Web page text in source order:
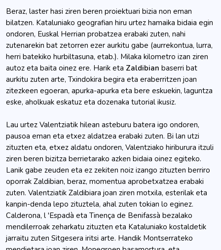
Beraz, laster hasi ziren beren proiektuari bizia non eman
bilatzen. Kataluniako geografian hiru urtez hamaika bidaia egin
ondoren, Euskal Herrian probatzea erabaki zuten, nahi
zutenarekin bat zetorren ezer aurkitu gabe (aurrekontua, lurra,
herri batekiko hurbiltasuna, etab.). Milaka kilometro izan ziren
autoz eta baita oinez ere. Harik eta Zaldibian baserri bat
aurkitu zuten arte, Txindokira begira eta eraberritzen joan
zitezkeen egoeran, apurka-apurka eta bere eskuekin, laguntza
eske, aholkuak eskatuz eta dozenaka tutorial ikusiz.
Lau urtez Valentziatik hilean asteburu batera igo ondoren,
pausoa eman eta etxez aldatzea erabaki zuten. Bi lan utzi
zituzten eta, etxez aldatu ondoren, Valentziako hiriburura itzuli
ziren beren bizitza berrietarako azken bidaia oinez egiteko.
Lanik gabe zeuden eta ez zekiten noiz izango zituzten berriro
oporrak Zaldibian, beraz, momentua aprobetxatzea erabaki
zuten. Valentziatik Zaldibiara joan ziren motxila, esterilak eta
kanpin-denda lepo zituztela, ahal zuten tokian lo eginez.
Calderona, l 'Espadà eta Tinença de Benifassà bezalako
mendilerroak zeharkatu zituzten eta Kataluniako kostaldetik
jarraitu zuten Sitgesera iritsi arte. Handik Montserrateko